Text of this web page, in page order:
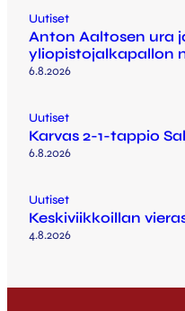
Uutiset
Anton Aaltosen ura
yliopistojalkapallon
6.8.2026
Uutiset
Karvas 2-1-tappio
6.8.2026
Uutiset
Keskiviikkoillan
4.8.2026